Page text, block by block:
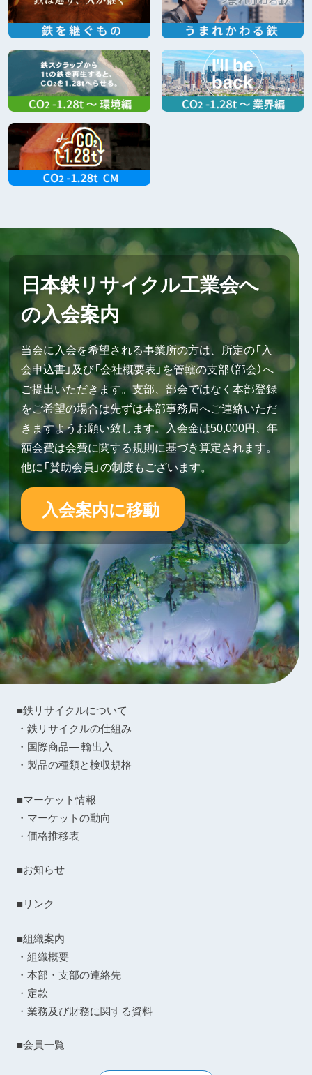
日本鉄リサイクル工業会へ
の入会案内
当会に入会を希望される事業所の方は、所定の「入
会申込書」及び「会社概要表」を管轄の支部（部会）へ
ご提出いただきます。支部、部会ではなく本部登録
をご希望の場合は先ずは本部事務局へご連絡いただ
きますようお願い致します。入会金は50,000円、年
額会費は会費に関する規則に基づき算定されます。
他に「賛助会員」の制度もございます。
入会案内に移動
■鉄リサイクルについて
・鉄リサイクルの仕組み
・国際商品― 輸出入
・製品の種類と検収規格
■マーケット情報
・マーケットの動向
・価格推移表
■お知らせ
■リンク
■組織案内
・組織概要
・本部・支部の連絡先
・定款
・業務及び財務に関する資料
■会員一覧